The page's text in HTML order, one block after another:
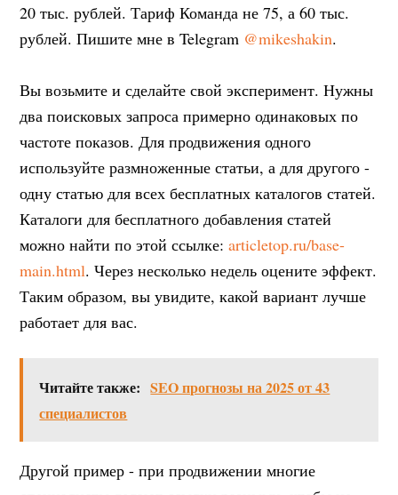
20 тыс. рублей. Тариф Команда не 75, а 60 тыс.
рублей. Пишите мне в Telegram @mikeshakin.
Вы возьмите и сделайте свой эксперимент. Нужны
два поисковых запроса примерно одинаковых по
частоте показов. Для продвижения одного
используйте размноженные статьи, а для другого -
одну статью для всех бесплатных каталогов статей.
Каталоги для бесплатного добавления статей
можно найти по этой ссылке:articletop.ru/base-
main.html. Через несколько недель оцените эффект.
Таким образом, вы увидите, какой вариант лучше
работает для вас.
Читайте также: SEO прогнозы на 2025 от 43
специалистов
Другой пример - при продвижении многие